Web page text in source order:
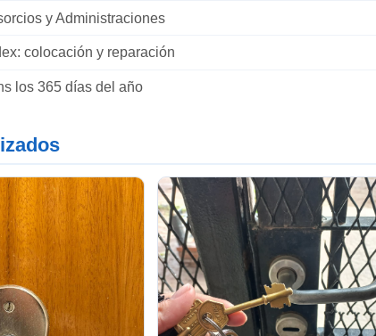
y Administraciones
colocación y reparación
los 365 días del año